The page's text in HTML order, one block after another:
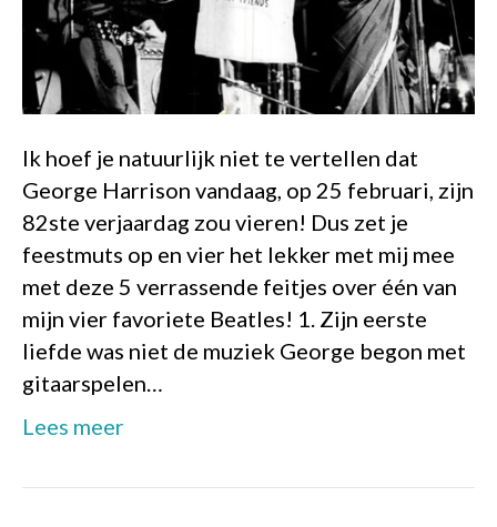
Ik hoef je natuurlijk niet te vertellen dat
George Harrison vandaag, op 25 februari, zijn
82ste verjaardag zou vieren! Dus zet je
feestmuts op en vier het lekker met mij mee
met deze 5 verrassende feitjes over één van
mijn vier favoriete Beatles! 1. Zijn eerste
liefde was niet de muziek George begon met
gitaarspelen…
Lees meer